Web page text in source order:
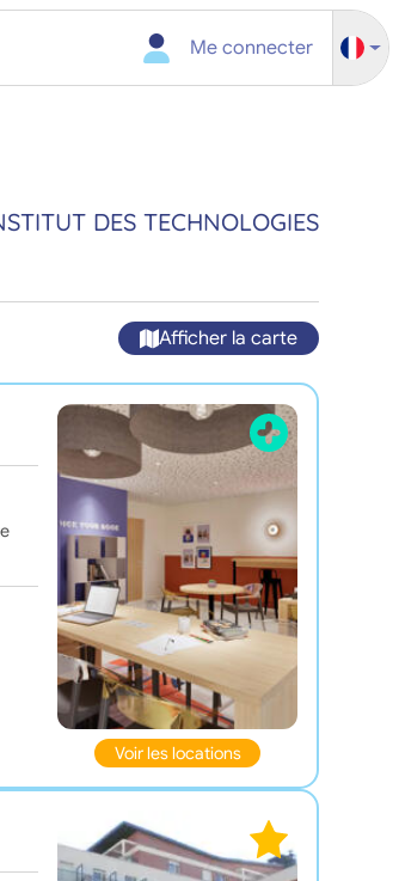
Me connecter
DES TECHNOLOGIES
Afficher la carte
Voir les locations